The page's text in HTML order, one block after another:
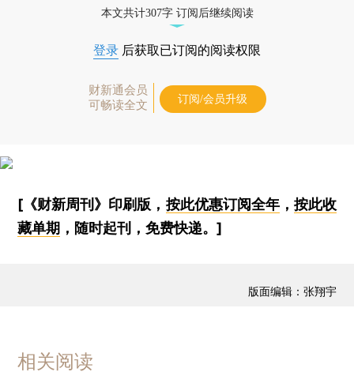
本文共计307字 订阅后继续阅读
登录 后获取已订阅的阅读权限
财新通会员
可畅读全文
订阅/会员升级
[《财新周刊》印刷版， 按此优惠订阅全年， 按此收
藏单期 ，随时起刊，免费快递。]
版面编辑：张翔宇
相关阅读